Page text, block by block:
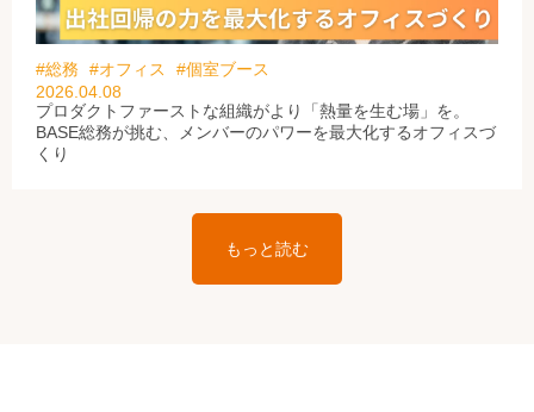
#総務 #オフィス
#個室ブース
2026.04.08
プロダクトファーストな組織がより「熱量を生む場」を。
BASE総務が挑む、メンバーのパワーを最大化するオフィスづ
くり
もっと読む